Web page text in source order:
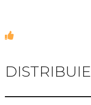
DISTRIBUIE